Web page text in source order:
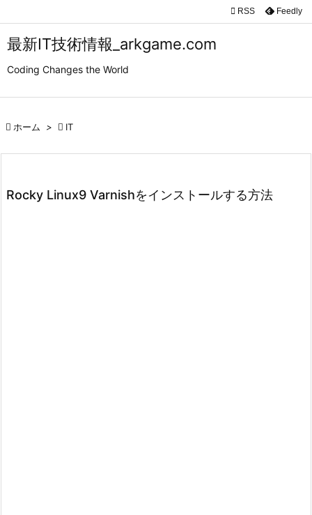
最新IT技術情報_arkgame.com
Coding Changes the World


 RSS Feedly
 ホーム >  IT
Rocky Linux9 Varnishをインストールする方法